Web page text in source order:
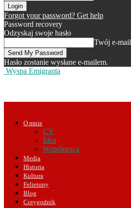
Forgot your password? Get help
Password recovery
Odzyskaj swoje hasło
Twój e-mail
Hasło zostanie wysłane e-mailem.
Wyspa Emigranta
O mnie
CV
Idea
Współpraca
Media
Historia
Kultura
Felietony
Blog
Cotygodnik